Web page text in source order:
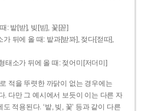
: 밭[받], 빚[빋], 꽃[꼳]
뒤에 올 때: 밭과[받꽈], 젖다[젇따],
소가 뒤에 올 때: 젖어미[저더미]
적을 뚜렷한 까닭이 없는 경우에는
. 다만 그 예시에서 보듯이 이는 다른 자
적용된다. ‘밭, 빚, 꽃’ 등과 같이 다른